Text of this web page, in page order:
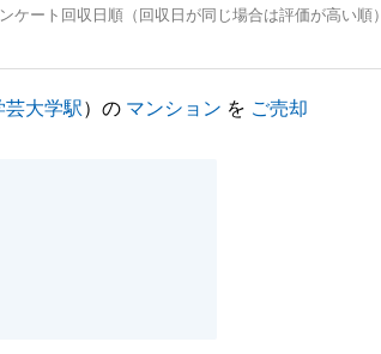
ケート回収日順（回収日が同じ場合は評価が高い順）
芸大学駅）の マンション を ご売却